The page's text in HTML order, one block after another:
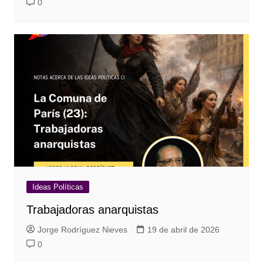
0
Ideas Políticas
Trabajadoras anarquistas
Jorge Rodríguez Nieves
19 de abril de 2026
0